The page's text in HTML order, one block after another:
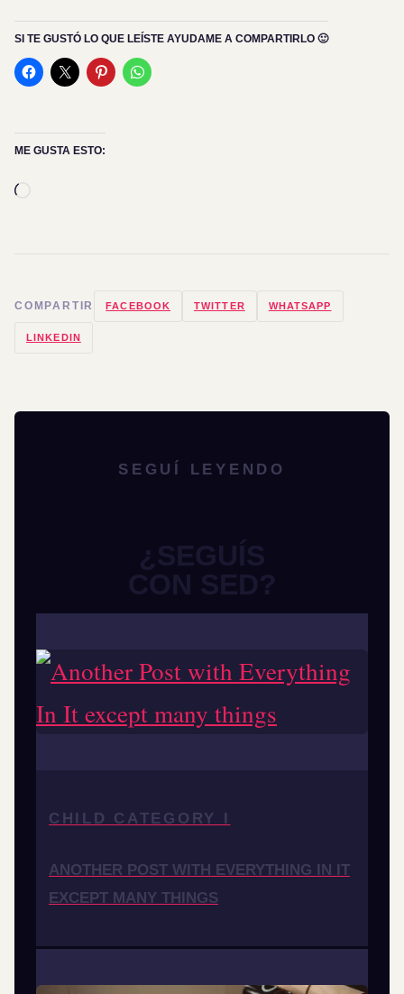
SI TE GUSTÓ LO QUE LEÍSTE AYUDAME A COMPARTIRLO 🙂
ME GUSTA ESTO:
COMPARTIR FACEBOOK TWITTER WHATSAPP
LINKEDIN
SEGUÍ LEYENDO
¿SEGUÍS
CON SED?
CHILD CATEGORY I
ANOTHER POST WITH EVERYTHING IN IT
EXCEPT MANY THINGS